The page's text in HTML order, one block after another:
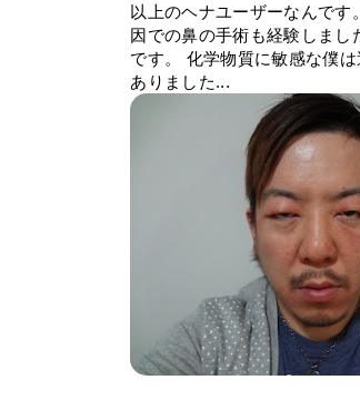
以上のヘナユーザーなんです
因での鼻の手術も経験しまし
です。 化学物質に敏感な僕
ありました...